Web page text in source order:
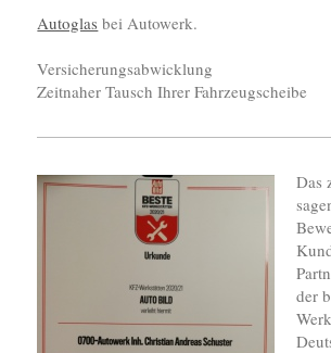
Autoglas bei Autowerk.
Versicherungsabwicklung
Zeitnaher Tausch Ihrer Fahrzeugscheibe
Das
der